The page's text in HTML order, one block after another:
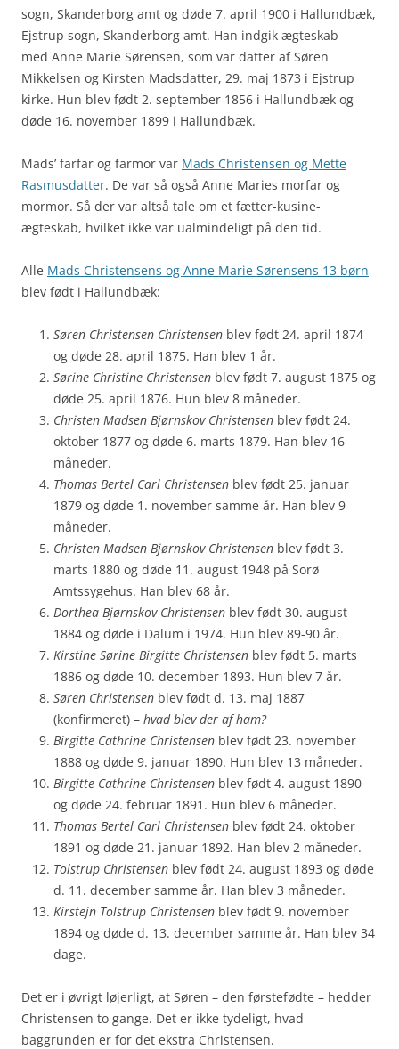
sogn, Skanderborg amt og døde 7. april 1900 i Hallundbæk,
Ejstrup sogn, Skanderborg amt. Han indgik ægteskab
med Anne Marie Sørensen, som var datter af Søren
Mikkelsen og Kirsten Madsdatter, 29. maj 1873 i Ejstrup
kirke. Hun blev født 2. september 1856 i Hallundbæk og
døde 16. november 1899 i Hallundbæk.
Mads’ farfar og farmor var Mads Christensen og Mette
Rasmusdatter. De var så også Anne Maries morfar og
mormor. Så der var altså tale om et fætter-kusine-
ægteskab, hvilket ikke var ualmindeligt på den tid.
Alle Mads Christensens og Anne Marie Sørensens 13 børn
blev født i Hallundbæk:
Søren Christensen Christensen blev født 24. april 1874
og døde 28. april 1875. Han blev 1 år.
Sørine Christine Christensen blev født 7. august 1875 og
døde 25. april 1876. Hun blev 8 måneder.
Christen Madsen Bjørnskov Christensen blev født 24.
oktober 1877 og døde 6. marts 1879. Han blev 16
måneder.
Thomas Bertel Carl Christensen blev født 25. januar
1879 og døde 1. november samme år. Han blev 9
måneder.
Christen Madsen Bjørnskov Christensen blev født 3.
marts 1880 og døde 11. august 1948 på Sorø
Amtssygehus. Han blev 68 år.
Dorthea Bjørnskov Christensen blev født 30. august
1884 og døde i Dalum i 1974. Hun blev 89-90 år.
Kirstine Sørine Birgitte Christensen blev født 5. marts
1886 og døde 10. december 1893. Hun blev 7 år.
Søren Christensen blev født d. 13. maj 1887
(konfirmeret) – hvad blev der af ham?
Birgitte Cathrine Christensen blev født 23. november
1888 og døde 9. januar 1890. Hun blev 13 måneder.
Birgitte Cathrine Christensen blev født 4. august 1890
og døde 24. februar 1891. Hun blev 6 måneder.
Thomas Bertel Carl Christensen blev født 24. oktober
1891 og døde 21. januar 1892. Han blev 2 måneder.
Tolstrup Christensen blev født 24. august 1893 og døde
d. 11. december samme år. Han blev 3 måneder.
Kirstejn Tolstrup Christensen blev født 9. november
1894 og døde d. 13. december samme år. Han blev 34
dage.
Det er i øvrigt løjerligt, at Søren – den førstefødte – hedder
Christensen to gange. Det er ikke tydeligt, hvad
baggrunden er for det ekstra Christensen.